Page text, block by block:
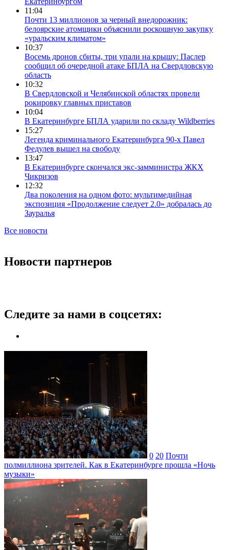
11:04
Почти 13 миллионов за черный внедорожник:
белоярские атомщики объяснили роскошную закупку
«уральским климатом»
10:37
Восемь дронов сбиты, три упали на крышу: Паслер
сообщил об очередной атаке БПЛА на Свердловскую
область
10:32
В Свердловской и Челябинской областях провели
рокировку главных приставов
10:04
В Екатеринбурге БПЛА ударили по складу Wildberries
15:27
Легенда криминального Екатеринбурга 90-х Павел
Федулев вышел на свободу
13:47
В Екатеринбурге скончался экс-замминистра ЖКХ
Чикризов
12:32
Два поколения на одном фото: мультимедийная
экспозиция «Продолжение следует 2.0» добралась до
Зауралья
Все новости
Новости партнеров
Следите за нами в соцсетях:
0 20 Почти
полмиллиона зрителей. Как в Екатеринбурге прошла «Ночь
музыки»